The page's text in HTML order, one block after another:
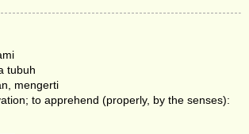
tubuh
mengerti
to apprehend (properly, by the senses):